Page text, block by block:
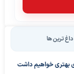
داغ ترین ها
بهتری خواهیم داشت